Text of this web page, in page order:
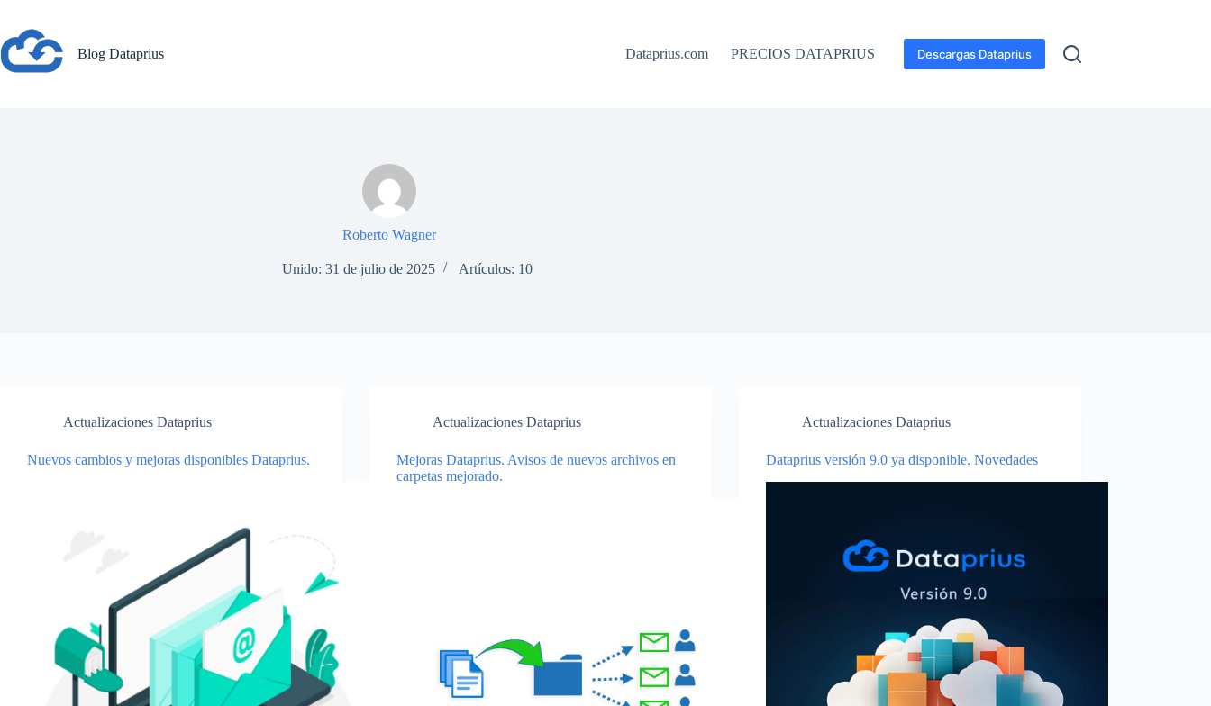
contenido
Blog Dataprius
Dataprius.com PRECIOS DATAPRIUS Descargas Dataprius
Roberto Wagner
Unido: 31 de julio de 2025 Artículos: 10
Actualizaciones Dataprius
Nuevos cambios y mejoras disponibles Dataprius.
Actualizaciones Dataprius
Mejoras Dataprius. Avisos de nuevos archivos en
carpetas mejorado.
Actualizaciones Dataprius
Dataprius versión 9.0 ya disponible. Novedades